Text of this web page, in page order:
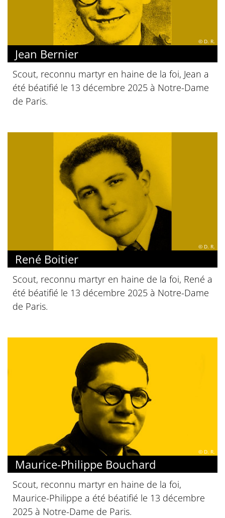
© D. R.
Jean Bernier
Scout, reconnu martyr en haine de la foi, Jean a
été béatifié le 13 décembre 2025 à Notre-Dame
de Paris.
© D. R.
René Boitier
Scout, reconnu martyr en haine de la foi, René a
été béatifié le 13 décembre 2025 à Notre-Dame
de Paris.
© D. R.
Maurice-Philippe Bouchard
Scout, reconnu martyr en haine de la foi,
Maurice-Philippe a été béatifié le 13 décembre
2025 à Notre-Dame de Paris.